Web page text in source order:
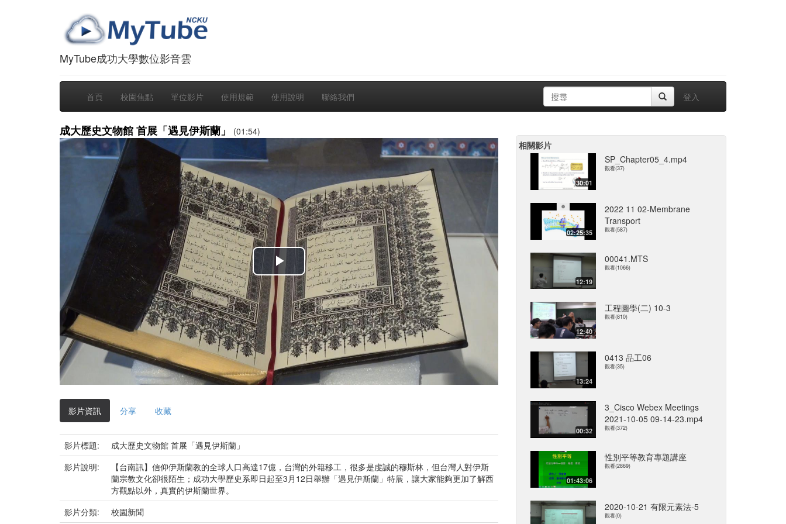
MyTube成功大學數位影音雲
首頁 校園焦點 單位影片 使用規範 使用說明 聯絡我們 登入
成大歷史文物館 首展「遇見伊斯蘭」 (01:54)
播
放
影
片
影片資訊 分享 收藏
影片標題:
成大歷史文物館 首展「遇見伊斯蘭」
影片說明:
【台南訊】信仰伊斯蘭教的全球人口高達17億，台灣的外籍移工，很多是虔誠的穆斯林，但台灣人對伊斯
蘭宗教文化卻很陌生；成功大學歷史系即日起至3月12日舉辦「遇見伊斯蘭」特展，讓大家能夠更加了解西
方觀點以外，真實的伊斯蘭世界。
影片分類:
校園新聞
相關影片
30:01
SP_Chapter05_4.mp4
觀看(37)
02:25:35
2022 11 02-Membrane
Transport
觀看(587)
12:19
00041.MTS
觀看(1066)
12:40
工程圖學(二) 10-3
觀看(810)
13:24
0413 品工06
觀看(35)
00:32
3_Cisco Webex Meetings
2021-10-05 09-14-23.mp4
觀看(372)
01:43:06
性別平等教育專題講座
觀看(2869)
2020-10-21 有限元素法-5
觀看(0)